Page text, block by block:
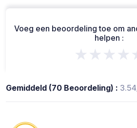
Voeg een beoordeling toe om
helpen :
Gemiddeld (70 Beoordeling) :